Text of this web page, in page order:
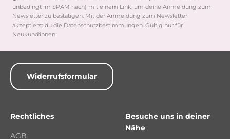
unbedingt im SPAM nach) mit einem Link, um deine Anmeldung zum
Newsletter zu bestätigen. Mit der Anmeldung zum Newsletter
akzeptierst du die Datenschutzbestimmungen. Gültig nur für
Neukund:innen.
Widerrufsformular
Rechtliches
AGB
Besuche uns in deiner
Nähe